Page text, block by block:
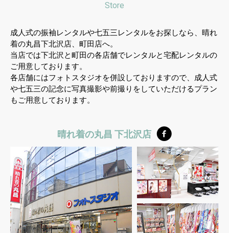
Store
成人式の振袖レンタルや七五三レンタルをお探しなら、晴れ
着の丸昌下北沢店、町田店へ。
当店では下北沢と町田の各店舗でレンタルと宅配レンタルの
ご用意しております。
各店舗にはフォトスタジオを併設しておりますので、成人式
や七五三の記念に写真撮影や前撮りをしていただけるプラン
もご用意しております。
晴れ着の丸昌 下北沢店